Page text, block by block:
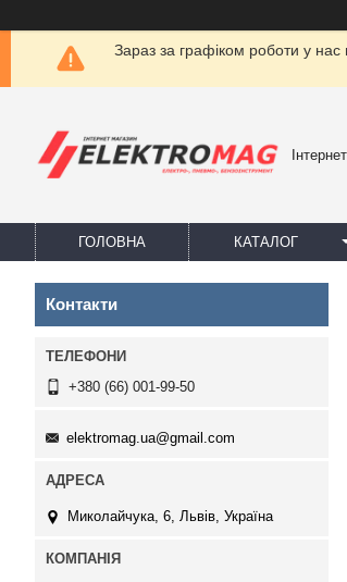
Зараз за графіком роботи у
ГОЛОВНА КАТАЛОГ
Контакти
+380 (66) 001-99-50
elektromag.ua@gmail.com
Миколайчука, 6, Львів, Україна